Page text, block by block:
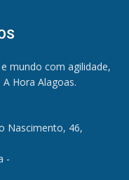
mundo com agilidade,
Hora Alagoas.
Nascimento, 46,
-